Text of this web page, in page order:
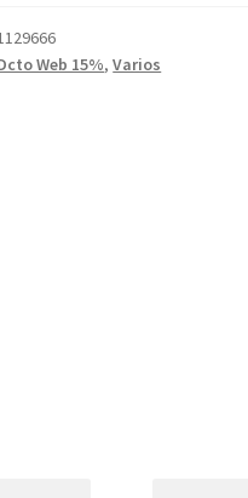
Web 15%,Varios